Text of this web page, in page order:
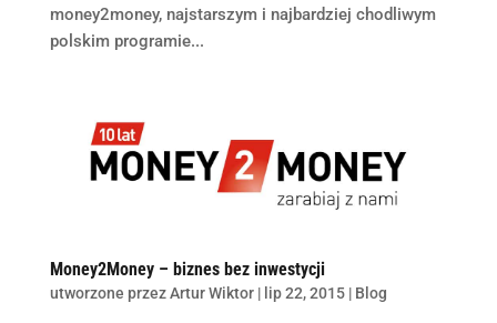
money2money, najstarszym i najbardziej chodliwym
polskim programie...
Money2Money – biznes bez inwestycji
utworzone przezArtur Wiktor| lip 22, 2015| Blog